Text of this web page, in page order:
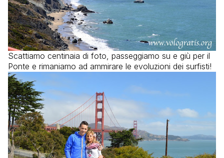
Scattiamo centinaia di foto, passeggiamo su e giù per il
Ponte e rimaniamo ad ammirare le evoluzioni dei surfisti!